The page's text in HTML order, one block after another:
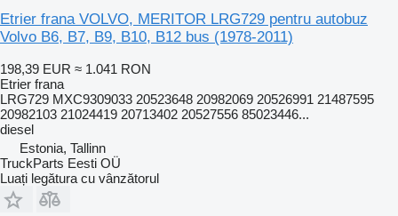
Etrier frana VOLVO, MERITOR LRG729 pentru autobuz
Volvo B6, B7, B9, B10, B12 bus (1978-2011)
198,39 EUR ≈ 1.041 RON
Etrier frana
LRG729 MXC9309033 20523648 20982069 20526991 21487595
20982103 21024419 20713402 20527556 85023446...
diesel
Estonia, Tallinn
TruckParts Eesti OÜ
Luați legătura cu vânzătorul